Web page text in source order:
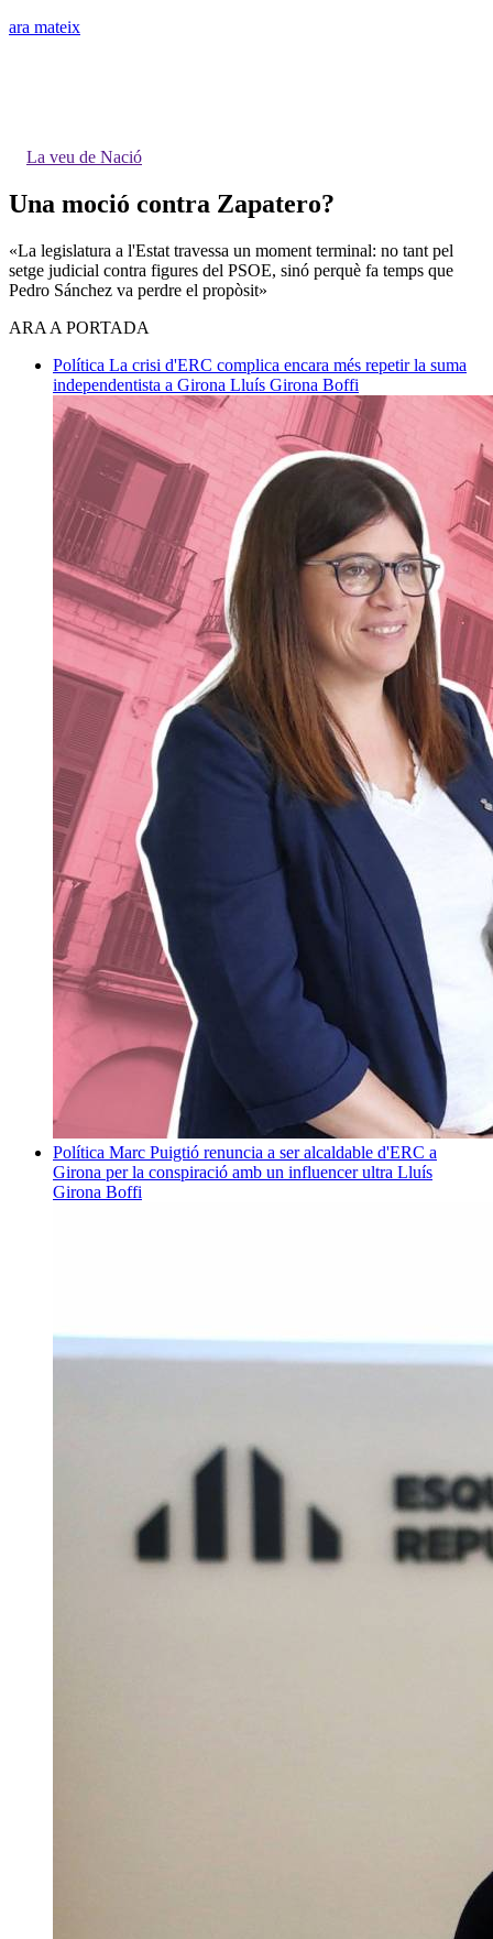
ara mateix
La veu de Nació
Una moció contra Zapatero?
«La legislatura a l'Estat travessa un moment terminal: no tant pel
setge judicial contra figures del PSOE, sinó perquè fa temps que
Pedro Sánchez va perdre el propòsit»
ARA A PORTADA
Política La crisi d'ERC complica encara més repetir la suma
independentista a Girona Lluís Girona Boffi
Política Marc Puigtió renuncia a ser alcaldable d'ERC a
Girona per la conspiració amb un influencer ultra Lluís
Girona Boffi